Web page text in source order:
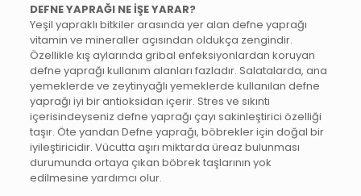
DEFNE YAPRAĞI NE İŞE YARAR?
Yeşil yapraklı bitkiler arasında yer alan defne yaprağı
vitamin ve mineraller açısından oldukça zengindir.
Özellikle kış aylarında gribal enfeksiyonlardan koruyan
defne yaprağı kullanım alanları fazladır. Salatalarda, ana
yemeklerde ve zeytinyağlı yemeklerde kullanılan defne
yaprağı iyi bir antioksidan içerir. Stres ve sıkıntı
içerisindeyseniz defne yaprağı çayı sakinleştirici özelliği
taşır. Öte yandan Defne yaprağı, böbrekler için doğal bir
iyileştiricidir. Vücutta aşırı miktarda üreaz bulunması
durumunda ortaya çıkan böbrek taşlarının yok
edilmesine yardımcı olur.